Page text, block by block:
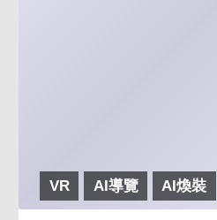
VR AI導覽 AI煥裝